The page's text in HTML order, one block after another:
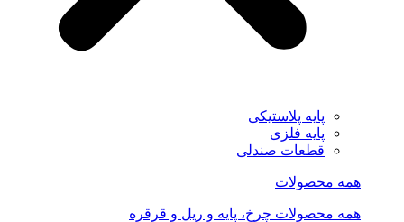
پایه پلاستیکی
پایه فلزی
قطعات صندلی
همه محصولات
همه محصولات چرخ، پایه و ریل و قرقره